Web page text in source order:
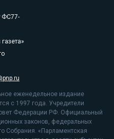
ФС77-
еженедельное издание
с 1997 года. Учредители
Федерации РФ. Официальный
законов, федеральных
Собрания. «Парламентская